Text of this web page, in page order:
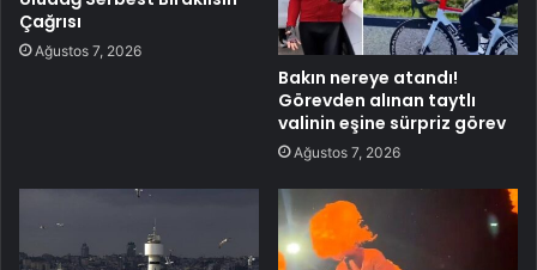
Çağrısı
Ağustos 7, 2026
Bakın nereye atandı!
Görevden alınan taytlı
valinin eşine sürpriz görev
Ağustos 7, 2026